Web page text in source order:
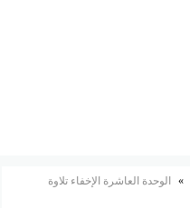
»
الوحدة العاشرة الإخفاء تلاوة